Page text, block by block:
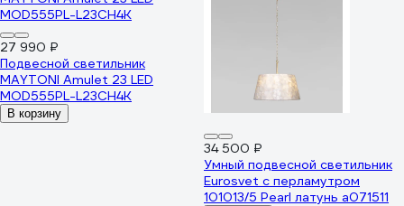
27 990 ₽
Подвесной светильник
MAYTONI Amulet 23 LED
MOD555PL-L23CH4K
В корзину
34 500 ₽
Умный подвесной светильник
Eurosvet с перламутром
101013/5 Pearl латунь a071511